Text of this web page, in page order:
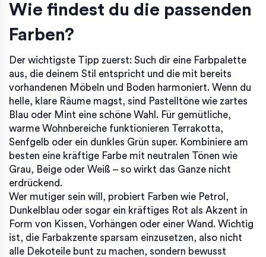
Wie findest du die passenden
Farben?
Der wichtigste Tipp zuerst: Such dir eine Farbpalette
aus, die deinem Stil entspricht und die mit bereits
vorhandenen Möbeln und Boden harmoniert. Wenn du
helle, klare Räume magst, sind Pastelltöne wie zartes
Blau oder Mint eine schöne Wahl. Für gemütliche,
warme Wohnbereiche funktionieren Terrakotta,
Senfgelb oder ein dunkles Grün super. Kombiniere am
besten eine kräftige Farbe mit neutralen Tönen wie
Grau, Beige oder Weiß – so wirkt das Ganze nicht
erdrückend.
Wer mutiger sein will, probiert Farben wie Petrol,
Dunkelblau oder sogar ein kräftiges Rot als Akzent in
Form von Kissen, Vorhängen oder einer Wand. Wichtig
ist, die Farbakzente sparsam einzusetzen, also nicht
alle Dekoteile bunt zu machen, sondern bewusst